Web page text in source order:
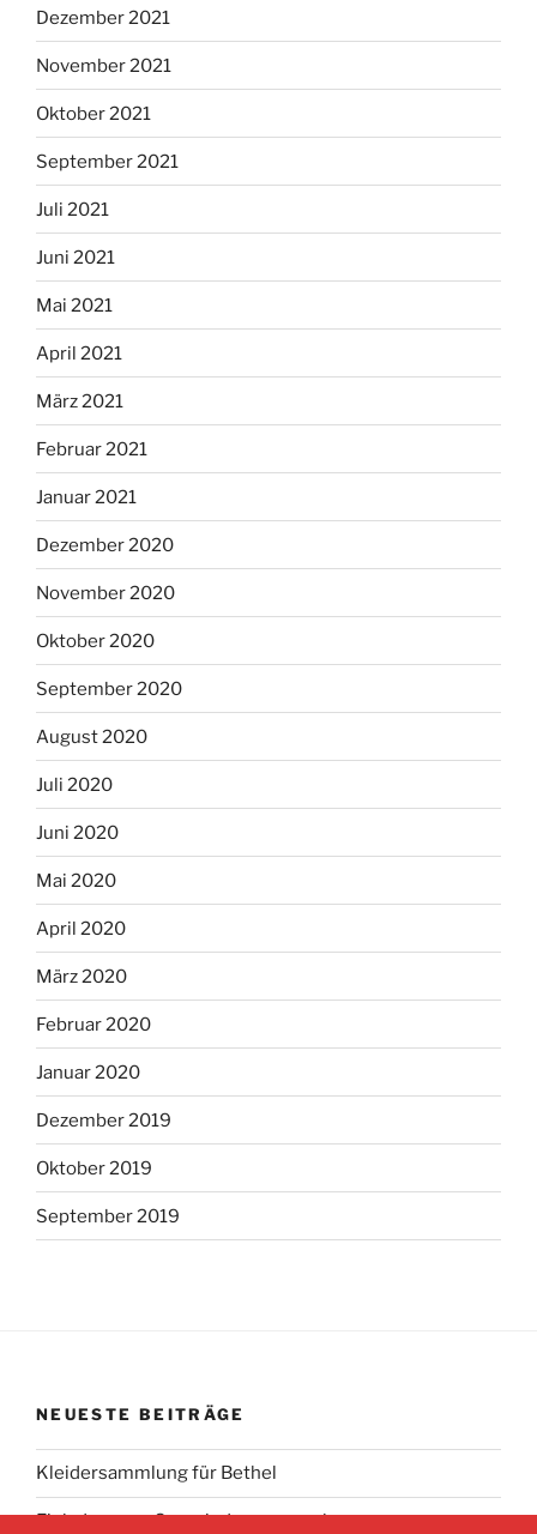
Dezember 2021
November 2021
Oktober 2021
September 2021
Juli 2021
Juni 2021
Mai 2021
April 2021
März 2021
Februar 2021
Januar 2021
Dezember 2020
November 2020
Oktober 2020
September 2020
August 2020
Juli 2020
Juni 2020
Mai 2020
April 2020
März 2020
Februar 2020
Januar 2020
Dezember 2019
Oktober 2019
September 2019
NEUESTE BEITRÄGE
Kleidersammlung für Bethel
Einladung zur Gemeindeversammlung